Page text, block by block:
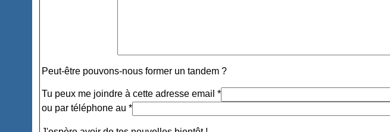
Peut-être pouvons-nous former un tandem ?
Tu peux me joindre à cette adresse email *
ou par téléphone au *